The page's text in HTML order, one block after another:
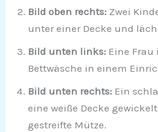
Bild oben rechts: Zwei
unter einer Decke und
Bild unten links: Eine
Bettwäsche in einem
Bild unten rechts: Ein
eine weiße Decke
gestreifte Mütze.